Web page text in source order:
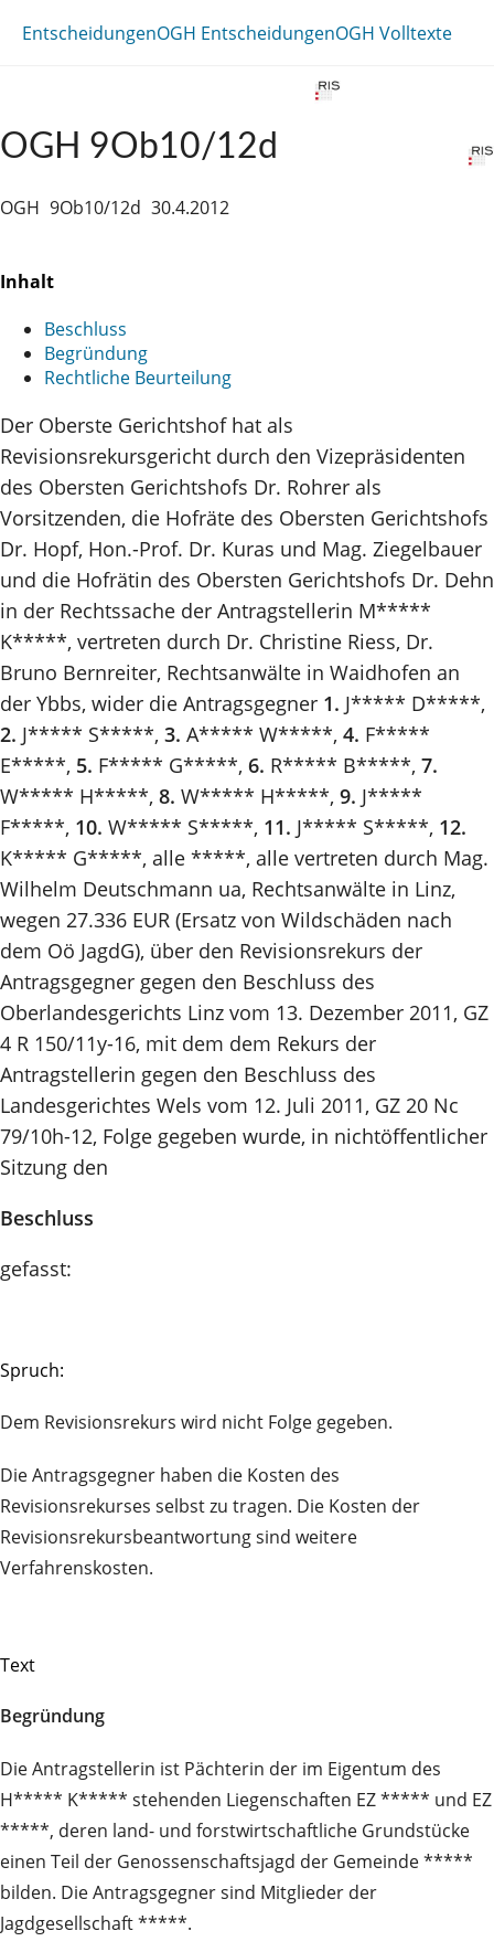
EntscheidungenOGH EntscheidungenOGH Volltexte
OGH 9Ob10/12d
OGH 9Ob10/12d 30.4.2012
Inhalt
Beschluss
Begründung
Rechtliche Beurteilung
Der Oberste Gerichtshof hat als
Revisionsrekursgericht durch den Vizepräsidenten
des Obersten Gerichtshofs Dr. Rohrer als
Vorsitzenden, die Hofräte des Obersten Gerichtshofs
Dr. Hopf, Hon.-Prof. Dr. Kuras und Mag. Ziegelbauer
und die Hofrätin des Obersten Gerichtshofs Dr. Dehn
in der Rechtssache der Antragstellerin M*****
K*****, vertreten durch Dr. Christine Riess, Dr.
Bruno Bernreiter, Rechtsanwälte in Waidhofen an
der Ybbs, wider die Antragsgegner 1. J***** D*****,
2. J***** S*****, 3. A***** W*****, 4. F*****
E*****, 5. F***** G*****, 6. R***** B*****, 7.
W***** H*****, 8. W***** H*****, 9. J*****
F*****, 10. W***** S*****, 11. J***** S*****, 12.
K***** G*****, alle *****, alle vertreten durch Mag.
Wilhelm Deutschmann ua, Rechtsanwälte in Linz,
wegen 27.336 EUR (Ersatz von Wildschäden nach
dem Oö JagdG), über den Revisionsrekurs der
Antragsgegner gegen den Beschluss des
Oberlandesgerichts Linz vom 13. Dezember 2011, GZ
4 R 150/11y-16, mit dem dem Rekurs der
Antragstellerin gegen den Beschluss des
Landesgerichtes Wels vom 12. Juli 2011, GZ 20 Nc
79/10h-12, Folge gegeben wurde, in nichtöffentlicher
Sitzung den
Beschluss
gefasst:
Spruch:
Dem Revisionsrekurs wird nicht Folge gegeben.
Die Antragsgegner haben die Kosten des
Revisionsrekurses selbst zu tragen. Die Kosten der
Revisionsrekursbeantwortung sind weitere
Verfahrenskosten.
Text
Begründung
Die Antragstellerin ist Pächterin der im Eigentum des
H***** K***** stehenden Liegenschaften EZ ***** und EZ
*****, deren land- und forstwirtschaftliche Grundstücke
einen Teil der Genossenschaftsjagd der Gemeinde *****
bilden. Die Antragsgegner sind Mitglieder der
Jagdgesellschaft *****.